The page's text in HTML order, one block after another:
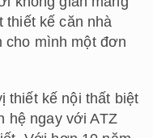
thiết kế căn nhà
cho mình một đơn
thiết kế nội thất biệt
hệ ngay với ATZ